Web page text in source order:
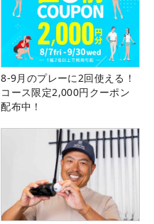
8-9月のプレーに2回使える！
コース限定2,000円クーポン
配布中！